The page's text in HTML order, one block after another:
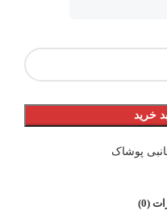
خرید
پوشاک
(0)